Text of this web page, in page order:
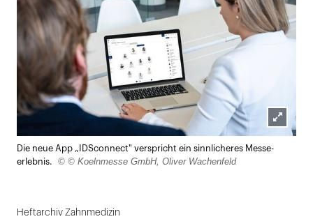
Lightbox
öffnen
Die neue App „IDSconnect" verspricht ein sinnlicheres Messe­
erlebnis.
© © Koelnmesse GmbH, Oliver Wachenfeld
Heftarchiv Zahnmedizin